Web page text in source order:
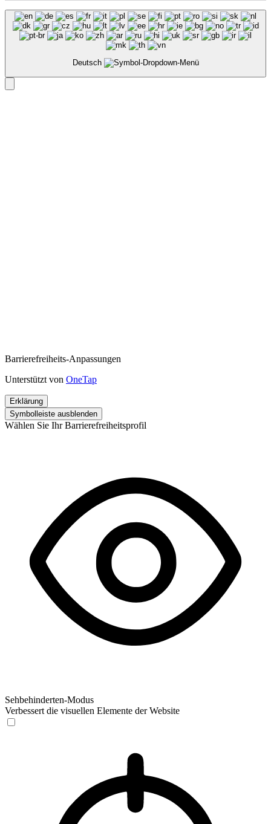
Deutsch
Barrierefreiheits-Anpassungen
Unterstützt von OneTap
Erklärung
Symbolleiste ausblenden
Wählen Sie Ihr Barrierefreiheitsprofil
Sehbehinderten-Modus
Verbessert die visuellen Elemente der Website